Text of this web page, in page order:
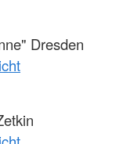
Dresden